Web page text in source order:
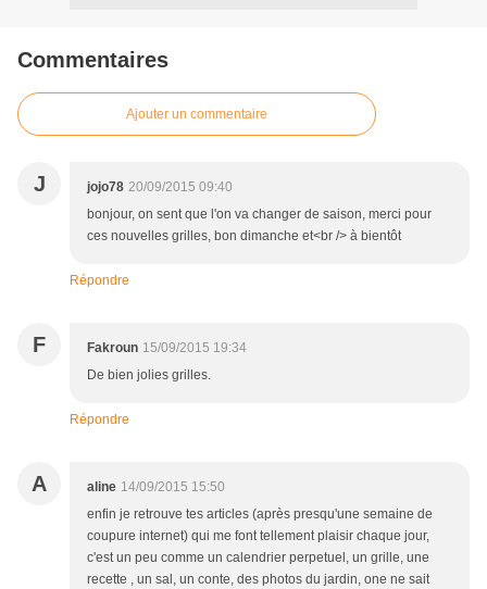
Commentaires
Ajouter un commentaire
J jojo78 20/09/2015 09:40
bonjour, on sent que l'on va changer de saison, merci pour
ces nouvelles grilles, bon dimanche et<br /> à bientôt
Répondre
F Fakroun 15/09/2015 19:34
De bien jolies grilles.
Répondre
A aline 14/09/2015 15:50
enfin je retrouve tes articles (après presqu'une semaine de
coupure internet) qui me font tellement plaisir chaque jour,
c'est un peu comme un calendrier perpetuel, un grille, une
recette , un sal, un conte, des photos du jardin, one ne sait